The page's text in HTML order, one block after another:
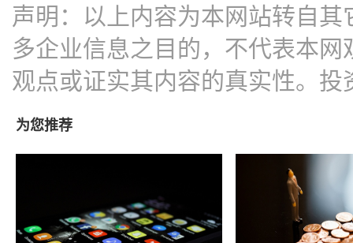
声明：以上内容为本网站转自
多企业信息之目的，不代表本
观点或证实其内容的真实性。投
为您推荐